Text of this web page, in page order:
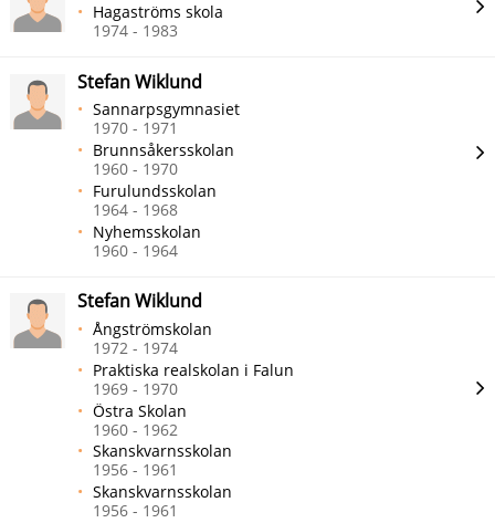
Hagaströms skola
1974 - 1983
Stefan Wiklund
Sannarpsgymnasiet
1970 - 1971
Brunnsåkersskolan
1960 - 1970
Furulundsskolan
1964 - 1968
Nyhemsskolan
1960 - 1964
Stefan Wiklund
Ångströmskolan
1972 - 1974
Praktiska realskolan i Falun
1969 - 1970
Östra Skolan
1960 - 1962
Skanskvarnsskolan
1956 - 1961
Skanskvarnsskolan
1956 - 1961